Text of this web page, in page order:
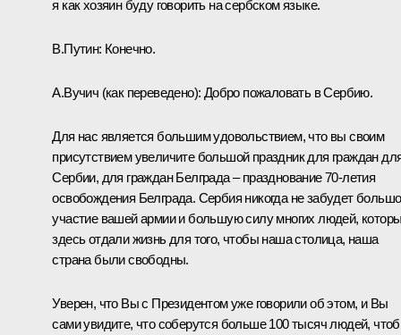
я как хозяин буду говорить на сербском языке.
В.Путин: Конечно.
А.Вучич (как переведено): Добро пожаловать в Сербию.
Для нас является большим удовольствием, что вы своим
присутствием увеличите большой праздник для граждан
Сербии, для граждан Белграда – празднование 70-летия
освобождения Белграда. Сербия никогда не забудет
участие вашей армии и большую силу многих людей,
здесь отдали жизнь для того, чтобы наша столица, наша
страна были свободны.
Уверен, что Вы с Президентом уже говорили об этом, и Вы
сами увидите, что соберутся больше 100 тысяч людей,